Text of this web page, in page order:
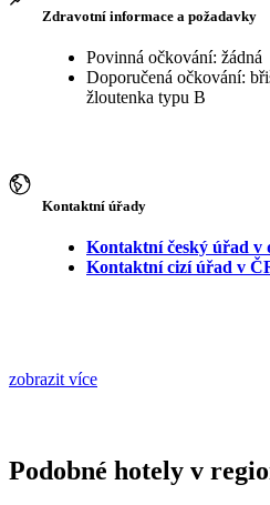
Zdravotní informace a požadavky
Povinná očkování: žádná
Doporučená očkování:
žloutenka typu B
Kontaktní úřady
Kontaktní český úřad v
Kontaktní cizí úřad v
zobrazit více
Podobné hotely v